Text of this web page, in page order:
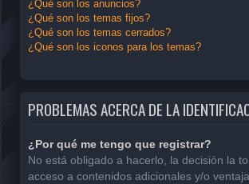
¿Qué son los anuncios?
¿Qué son los temas fijos?
¿Qué son los temas cerrados?
¿Qué son los iconos para los temas?
PROBLEMAS ACERCA DE LA
¿Por qué me tengo que registrar?
No está obligado a hacerlo, la decisión la
acceso a contenidos adicionales y/o